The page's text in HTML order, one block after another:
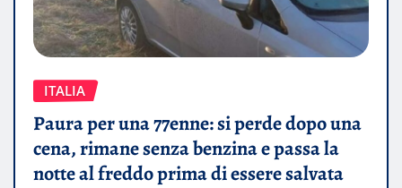
ITALIA
Paura per una 77enne: si perde dopo una
cena, rimane senza benzina e passa la
notte al freddo prima di essere salvata